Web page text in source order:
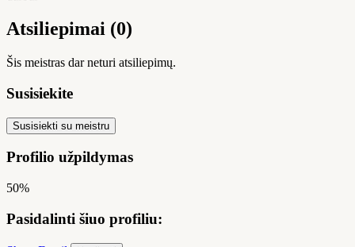
Atsiliepimai (0)
Šis meistras dar neturi atsiliepimų.
Susisiekite
Susisiekti su meistru
Profilio užpildymas
50%
Pasidalinti šiuo profiliu: